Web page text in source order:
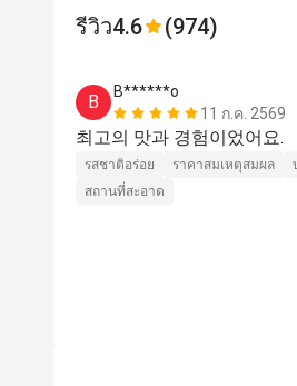
รีวิว4.6 (974)
B
B******o
11 ก.ค. 2569
최고의 맛과 경험이었어요.
รสชาติอร่อย ราคาสมเหตุสมผล
สถานที่สะอาด